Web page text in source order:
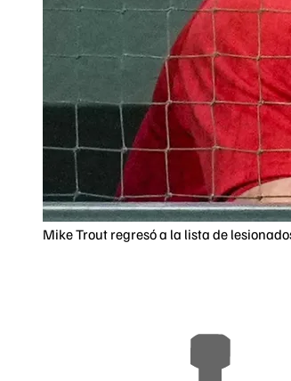
Mike Trout regresó a la lista de